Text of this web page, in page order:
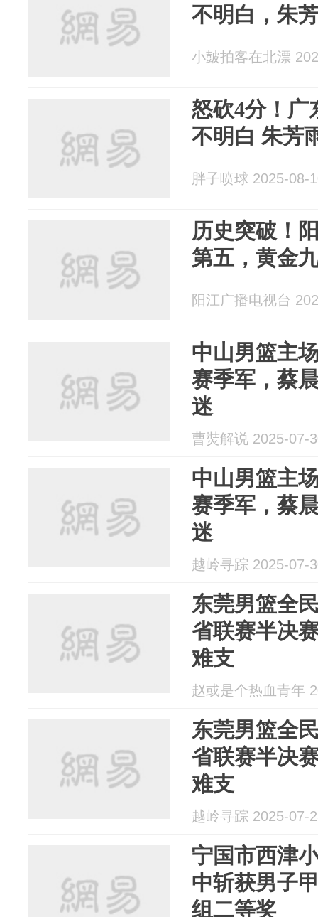
不明白，朱
小皷拍客在北漂
怒砍4分！广
不明白 朱芳
胖子喷球 2025-08-
历史突破！
第五，黄金
阳江广播电视台
中山男篮主
赛季军，蔡
迷
曹焋解说 2025-07-
中山男篮主
赛季军，蔡
迷
越岭寻踪 2025-07-
东莞男篮全
省联赛半决
难支
赵或是个热血青年
东莞男篮全
省联赛半决
难支
越岭寻踪 2025-07-
宁国市西津
中斩获男子
组二等奖